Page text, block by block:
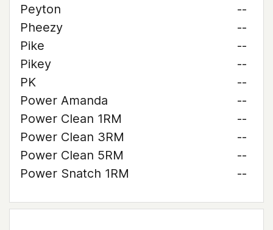
Peyton
--
Pheezy
--
Pike
--
Pikey
--
PK
--
Power Amanda
--
Power Clean 1RM
--
Power Clean 3RM
--
Power Clean 5RM
--
Power Snatch 1RM
--